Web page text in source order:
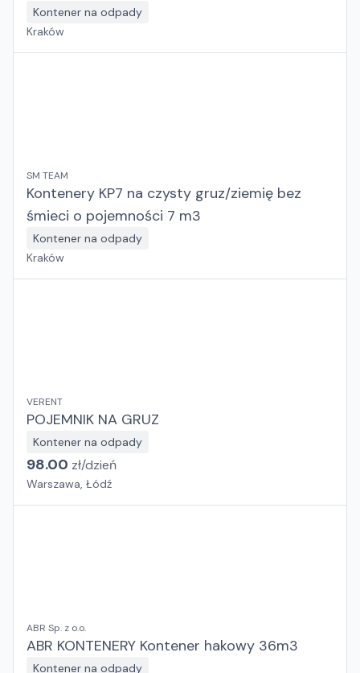
Kontener na odpady
Kraków
SM TEAM
Kontenery KP7 na czysty gruz/ziemię bez
śmieci o pojemności 7 m3
Kontener na odpady
Kraków
VERENT
POJEMNIK NA GRUZ
Kontener na odpady
98.00 zł/dzień
Warszawa, Łódź
ABR Sp. z o.o.
ABR KONTENERY Kontener hakowy 36m3
Kontener na odpady